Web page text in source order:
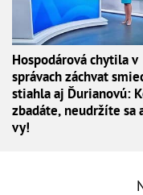
Hospodárová chytila v
správach záchvat
stiahla aj Ďurianovú:
zbadáte, neudržíte sa
vy!